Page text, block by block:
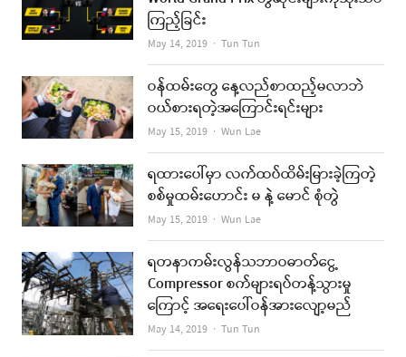
ကြည့်ခြင်း
May 14, 2019 Author
Tun Tun
ဝန်ထမ်းတွေ နေ့လည်စာထည့်မလာဘဲ
ဝယ်စားရတဲ့အကြောင်းရင်းများ
May 15, 2019 Author
Wun Lae
ရထားပေါ်မှာ လက်ထပ်ထိမ်းမြားခဲ့ကြတဲ့
စစ်မှုထမ်းဟောင်း မ နဲ့ မောင် စုံတွဲ
May 15, 2019 Author
Wun Lae
ရတနာကမ်းလွန်သဘာဝဓာတ်ငွေ့
Compressor စက်များရပ်တန့်သွားမှု
ကြောင့် အရေးပေါ်ဝန်အားလျော့မည်
May 14, 2019 Author
Tun Tun